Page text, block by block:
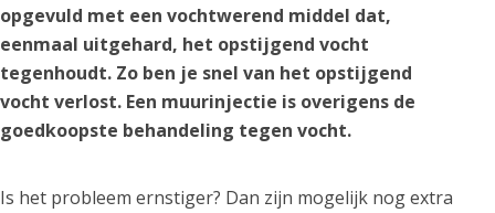
opgevuld met een vochtwerend middel dat,
eenmaal uitgehard, het opstijgend vocht
tegenhoudt. Zo ben je snel van het opstijgend
vocht verlost. Een muurinjectie is overigens de
goedkoopste behandeling tegen vocht.
Is het probleem ernstiger? Dan zijn mogelijk nog extra